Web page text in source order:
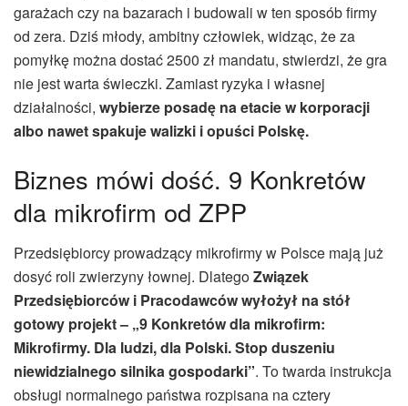
garażach czy na bazarach i budowali w ten sposób firmy
od zera. Dziś młody, ambitny człowiek, widząc, że za
pomyłkę można dostać 2500 zł mandatu, stwierdzi, że gra
nie jest warta świeczki. Zamiast ryzyka i własnej
działalności, wybierze posadę na etacie w korporacji
albo nawet spakuje walizki i opuści Polskę.
Biznes mówi dość. 9 Konkretów
dla mikrofirm od ZPP
Przedsiębiorcy prowadzący mikrofirmy w Polsce mają już
dosyć roli zwierzyny łownej. DlategoZwiązek
Przedsiębiorców i Pracodawców wyłożył na stół
gotowy projekt – „9 Konkretów dla mikrofirm:
Mikrofirmy. Dla ludzi, dla Polski. Stop duszeniu
niewidzialnego silnika gospodarki”. To twarda instrukcja
obsługi normalnego państwa rozpisana na cztery